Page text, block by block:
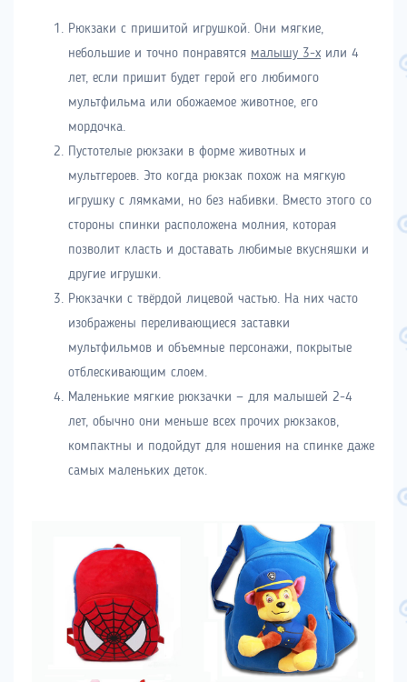
Рюкзаки с пришитой игрушкой. Они мягкие,
небольшие и точно понравятся малышу 3-х или 4
лет, если пришит будет герой его любимого
мультфильма или обожаемое животное, его
мордочка.
Пустотелые рюкзаки в форме животных и
мультгероев. Это когда рюкзак похож на мягкую
игрушку с лямками, но без набивки. Вместо этого со
стороны спинки расположена молния, которая
позволит класть и доставать любимые вкусняшки и
другие игрушки.
Рюкзачки с твёрдой лицевой частью. На них часто
изображены переливающиеся заставки
мультфильмов и объемные персонажи, покрытые
отблескивающим слоем.
Маленькие мягкие рюкзачки — для малышей 2-4
лет, обычно они меньше всех прочих рюкзаков,
компактны и подойдут для ношения на спинке даже
самых маленьких деток.